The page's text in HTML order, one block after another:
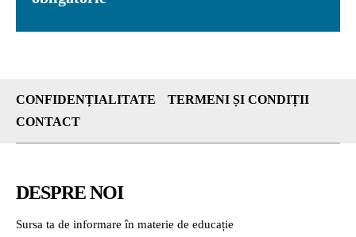
CONFIDENȚIALITATE
TERMENI ȘI CONDIȚII
CONTACT
DESPRE NOI
Sursa ta de informare în materie de educație